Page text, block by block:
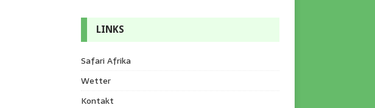
LINKS
Safari Afrika
Wetter
Kontakt